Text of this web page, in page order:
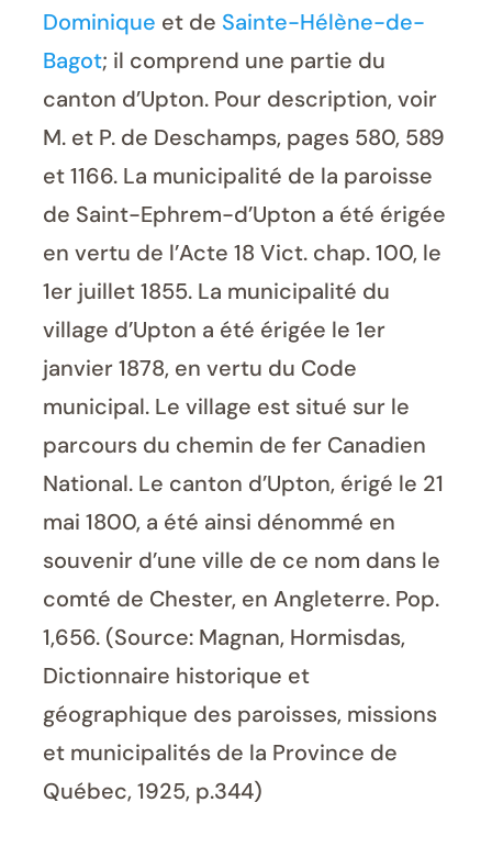
Dominique et de Sainte-Hélène-de-
Bagot; il comprend une partie du
canton d’Upton. Pour description, voir
M. et P. de Deschamps, pages 580, 589
et 1166. La municipalité de la paroisse
de Saint-Ephrem-d’Upton a été érigée
en vertu de l’Acte 18 Vict. chap. 100, le
1er juillet 1855. La municipalité du
village d’Upton a été érigée le 1er
janvier 1878, en vertu du Code
municipal. Le village est situé sur le
parcours du chemin de fer Canadien
National. Le canton d’Upton, érigé le 21
mai 1800, a été ainsi dénommé en
souvenir d’une ville de ce nom dans le
comté de Chester, en Angleterre. Pop.
1,656. (Source: Magnan, Hormisdas,
Dictionnaire historique et
géographique des paroisses, missions
et municipalités de la Province de
Québec, 1925, p.344)